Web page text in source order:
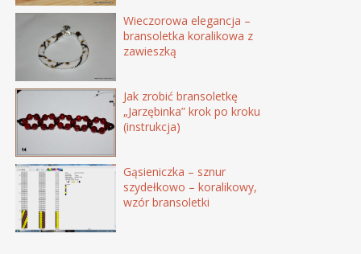
Wieczorowa elegancja –
bransoletka koralikowa z
zawieszką
Jak zrobić bransoletkę
„Jarzębinka” krok po kroku
(instrukcja)
Gąsieniczka – sznur
szydełkowo – koralikowy,
wzór bransoletki